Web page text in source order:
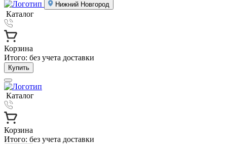
Нижний Новгород
Каталог
Корзина
Итого: без учета доставки
Купить
Каталог
Корзина
Итого: без учета доставки